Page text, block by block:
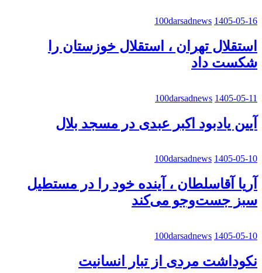
100darsadnews 1405-05-16
استقلال تهران ، استقلال خوزستان را
شکست داد
100darsadnews 1405-05-11
آیین یادبود اکبر عبدی در مسجد بلال
100darsadnews 1405-05-10
آریا آقاسلطان ، آینده خود را در مستطیل
سبز جست‌وجو می‌کند
100darsadnews 1405-05-10
نکوداشت مردی از تبار انسانیت